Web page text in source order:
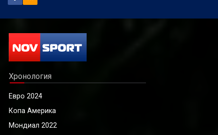
Хронология
Евро 2024
Копа Америка
Мондиал 2022